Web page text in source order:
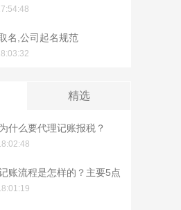
名,公司起名规范
精选
什么要代理记账报税？
账流程是怎样的？主要5点